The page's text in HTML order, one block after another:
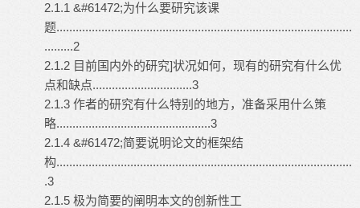
2.1.1 &#61472;为什么要研究该课
题............................................................................................
.........2
2.1.2 目前国内外的研究]状况如何，现有的研究有什么优
点和缺点...............................3
2.1.3 作者的研究有什么特别的地方，准备采用什么策
略................................................3
2.1.4 &#61472;简要说明论文的框架结
构............................................................................................
.3
2.1.5 极为简要的阐明本文的创新性工